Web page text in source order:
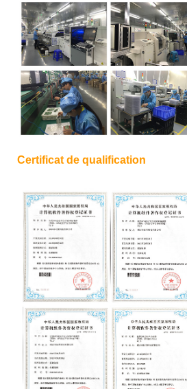
Certificat de qualification